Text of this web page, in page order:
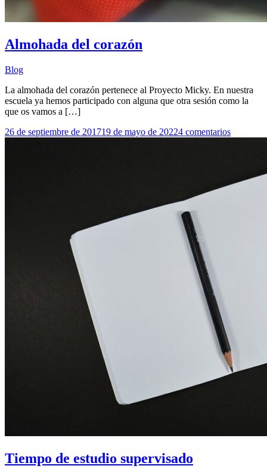
Almohada del corazón
Blog
La almohada del corazón pertenece al Proyecto Micky. En nuestra
escuela ya hemos participado con alguna que otra sesión como la
que os vamos a […]
26 de septiembre de 201719 de mayo de 20224 comentariosen
Tiempo de estudio supervisado